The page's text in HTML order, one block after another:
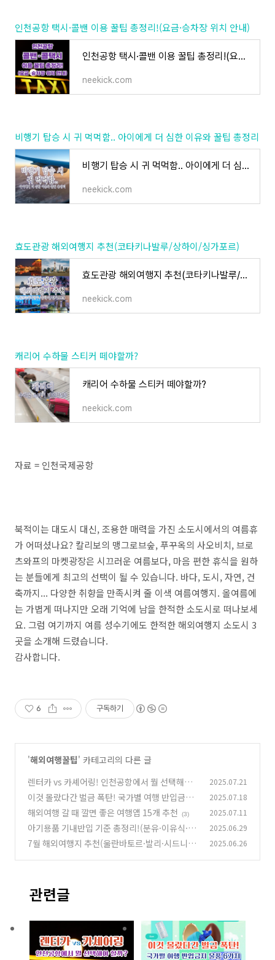
인천공항 택시·콜밴 이용 꿀팁 총정리!(요금·승차장 위치 안내)
인천공항 택시·콜밴 이용 꿀팁 총정리!(요금·승차장 위치 안내)
neekick.com
비행기 탑승 시 귀 먹먹함.. 아이에게 더 심한 이유와 꿀팁 총정리
비행기 탑승 시 귀 먹먹함.. 아이에게 더 심한 이유와 꿀팁 총정리
neekick.com
효도관광 해외여행지 추천(코타키나발루/상하이/싱가포르)
효도관광 해외여행지 추천(코타키나발루/상하이/싱가포르)
neekick.com
캐리어 수하물 스티커 떼야할까?
캐리어 수하물 스티커 떼야할까?
neekick.com
자료 = 인천국제공항
북적이는 대도시 대신, 조용한 매력을 가진 소도시에서의 여름휴
가 어떠셨나요? 칼리보의 맹그로브숲, 푸꾸옥의 사오비치, 브로
츠와프의 마켓광장은 시끄러운 여름보다, 마음 편한 휴식을 원하
는 분들에게 최고의 선택이 될 수 있습니다. 바다, 도시, 자연, 건
축까지... 다양한 취향을 만족시켜 줄 이색 여름여행지. 올여름에
는 가볍게 떠나지만 오래 기억에 남을 한적한 소도시로 떠나보세
요. 그럼 여기까지 여름 성수기에도 한적한 해외여행지 소도시 3
곳을 소개해 드렸습니다.
감사합니다.
6 구독하기
'해외여행꿀팁' 카테고리의 다른 글
렌터카 vs 카셰어링! 인천공항에서 뭘 선택해야
할까? (5)
2025.07.21
이것 몰랐다간 벌금 폭탄! 국가별 여행 반입금지
물품 6가지
(10)
2025.07.18
해외여행 갈 때 깔면 좋은 여행앱 15개 추천 (3) 2025.07.11
아기용품 기내반입 기준 총정리!(분유·이유식·
유모차·물티슈 기내 반입 기준)
(9)
2025.06.29
7월 해외여행지 추천(울란바토르·발리·시드니
2025.06.26
관련글